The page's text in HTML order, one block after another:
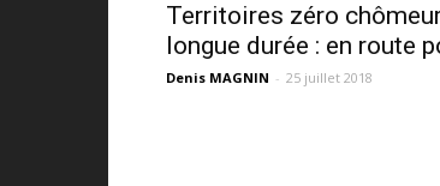
Territoires zéro
longue durée : en route
Denis MAGNIN - 25 juillet 2018